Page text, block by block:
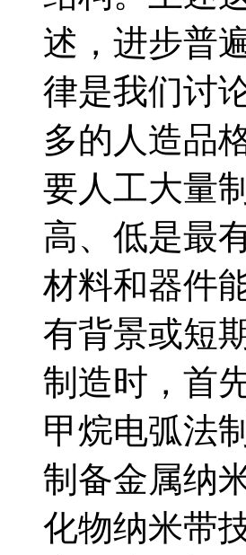
述，进步普
律是我们讨
多的人造品
要人工大量
高、低是最
材料和器件
有背景或短
制造时，首
甲烷电弧法
制备金属纳
化物纳米带